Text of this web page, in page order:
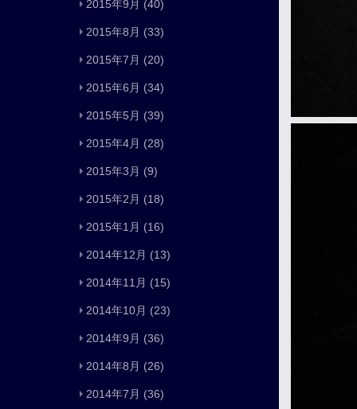
2015年9月 (40)
2015年8月 (33)
2015年7月 (20)
2015年6月 (34)
2015年5月 (39)
2015年4月 (28)
2015年3月 (9)
2015年2月 (18)
2015年1月 (16)
2014年12月 (13)
2014年11月 (15)
2014年10月 (23)
2014年9月 (36)
2014年8月 (26)
2014年7月 (36)